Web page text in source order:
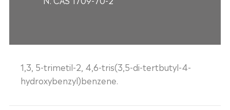
1,3, 5-trimetil-2, 4,6-tris(3,5-di-tertbutyl-4-
hydroxybenzyl)benzene.